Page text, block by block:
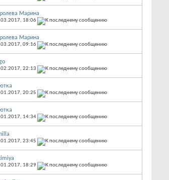
Марина
18:06
Марина
09:16
22:13
20:25
14:34
23:45
18:29